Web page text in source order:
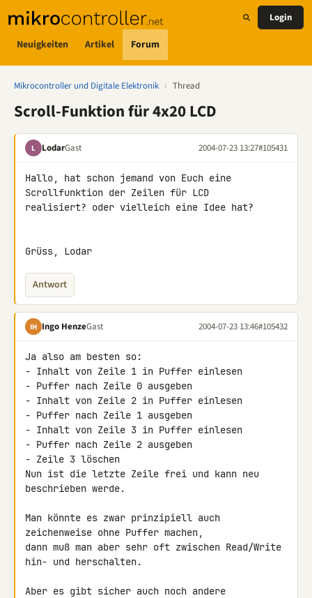
Neuigkeiten Artikel Forum
Login
Mikrocontroller und Digitale Elektronik › Thread
Scroll-Funktion für 4x20 LCD
L LodarGast 2004-07-23 13:27#105431
Hallo, hat schon jemand von Euch eine
Scrollfunktion der Zeilen für LCD
realisiert? oder vielleich eine Idee hat?
Grüss, Lodar
Antwort
IH Ingo HenzeGast 2004-07-23 13:46#105432
Ja also am besten so:
- Inhalt von Zeile 1 in Puffer einlesen
- Puffer nach Zeile 0 ausgeben
- Inhalt von Zeile 2 in Puffer einlesen
- Puffer nach Zeile 1 ausgeben
- Inhalt von Zeile 3 in Puffer einlesen
- Puffer nach Zeile 2 ausgeben
- Zeile 3 löschen
Nun ist die letzte Zeile frei und kann neu
beschrieben werde.
Man könnte es zwar prinzipiell auch
zeichenweise ohne Puffer machen,
dann muß man aber sehr oft zwischen Read/Write
hin- und herschalten.
Aber es gibt sicher auch noch andere